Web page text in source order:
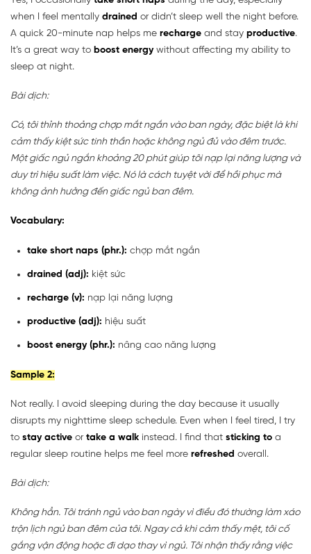
when I feel mentally drained or didn’t sleep well the night before.
A quick 20-minute nap helps me recharge and stay productive.
It’s a great way to boost energywithout affecting my ability to
sleep at night.
Bài dịch:
Có, tôi thỉnh thoảng chợp mắt ngắn vào ban ngày, đặc biệt là khi
cảm thấy kiệt sức tinh thần hoặc không ngủ đủ vào đêm trước.
Một giấc ngủ ngắn khoảng 20 phút giúp tôi nạp lại năng lượng và
duy trì hiệu suất làm việc. Nó là cách tuyệt vời để hồi phục mà
không ảnh hưởng đến giấc ngủ ban đêm.
Vocabulary:
take short naps (phr.): chợp mắt ngắn
drained (adj): kiệt sức
recharge (v): nạp lại năng lượng
productive (adj): hiệu suất
boost energy (phr.): nâng cao năng lượng
Sample 2:
Not really. I avoid sleeping during the day because it usually
disrupts my nighttime sleep schedule. Even when I feel tired, I try
to stay active or take a walk instead. I find that sticking to a
regular sleep routine helps me feel more refreshed overall.
Bài dịch:
Không hẳn. Tôi tránh ngủ vào ban ngày vì điều đó thường làm xáo
trộn lịch ngủ ban đêm của tôi. Ngay cả khi cảm thấy mệt, tôi cố
gắng vận động hoặc đi dạo thay vì ngủ. Tôi nhận thấy rằng việc